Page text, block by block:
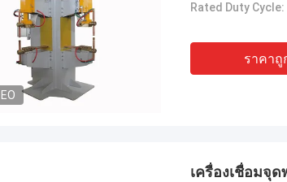
Rated Duty Cycle:
ราคา
เครื่องเชื่อมจุ